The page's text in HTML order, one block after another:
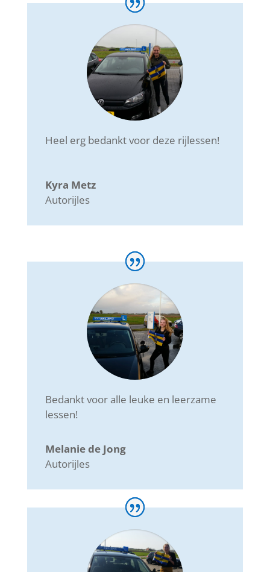
Heel erg bedankt voor deze rijlessen!
Kyra Metz
Autorijles
Bedankt voor alle leuke en leerzame
lessen!
Melanie de Jong
Autorijles